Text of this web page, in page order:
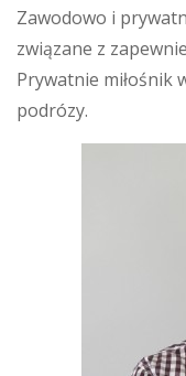
Zawodowo i
związane z
Prywatnie miłośnik
podrózy.